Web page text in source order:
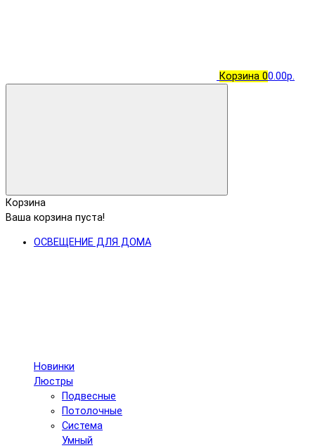
Корзина 00.00р.
Корзина
Ваша корзина пуста!
ОСВЕЩЕНИЕ ДЛЯ ДОМА
Новинки
Люстры
Подвесные
Потолочные
Система
Умный